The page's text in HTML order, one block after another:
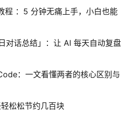
：5 分钟无痛上手，小白也能
对话总结」：让 AI 每天自动复盘
：一文看懂两者的核心区别与
松松节约几百块